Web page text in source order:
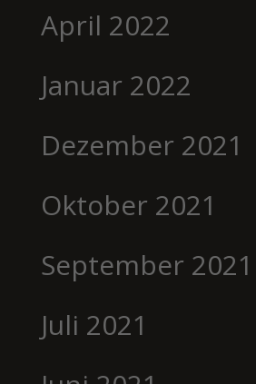
April 2022
Januar 2022
Dezember 2021
Oktober 2021
September 2021
Juli 2021